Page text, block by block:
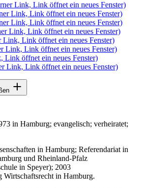
Link, Link öffnet ein neues Fenster)
Link, Link öffnet ein neues Fenster)
Link, Link öffnet ein neues Fenster)
Link, Link öffnet ein neues Fenster)
Link, Link öffnet ein neues Fenster)
Link, Link öffnet ein neues Fenster)
Link öffnet ein neues Fenster)
Link, Link öffnet ein neues Fenster)
in Hamburg; evangelisch; verheiratet;
in Hamburg; Referendariat in
und Rheinland-Pfalz
in Speyer); 2003
Wirtschaftsrecht in Hamburg.